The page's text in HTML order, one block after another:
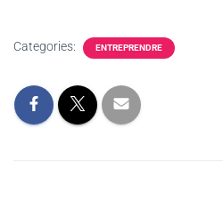
Categories: ENTREPRENDRE